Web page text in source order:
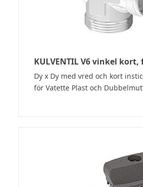
KULVENTIL V6 vinkel
Dy x Dy med vred och kort
för Vatette Plast och